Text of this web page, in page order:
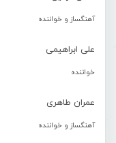
آهنگساز و خواننده
علی ابراهیمی
خواننده
عمران طاهری
آهنگساز و خواننده